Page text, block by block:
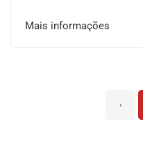
Mais informações
‹